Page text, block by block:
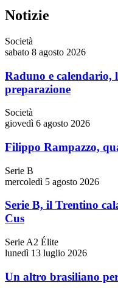
Notizie
Società
sabato 8 agosto 2026
Raduno e
preparazione
Società
giovedì 6 agosto 2026
Filippo Rampazzo,
Serie B
mercoledì 5 agosto 2026
Serie B, il Trentino
Cus
Serie A2 Élite
lunedì 13 luglio 2026
Un altro brasiliano